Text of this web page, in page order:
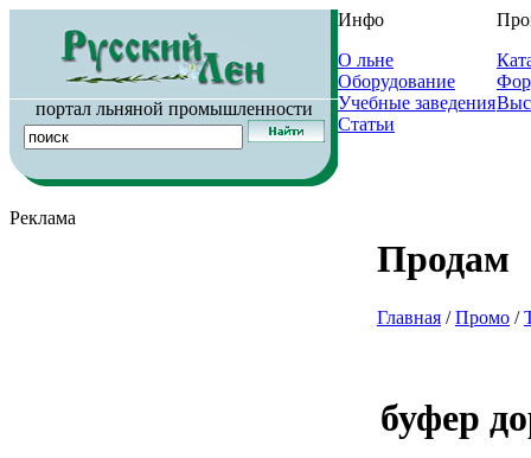
портал льняной промышленности
Инфо
О льне
Оборудование
Учебные заведения
Статьи
Реклама
Продам
Главная /Промо /
буфер